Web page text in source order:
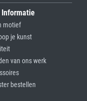
Informatie
motief
je kunst
van ons werk
bestellen